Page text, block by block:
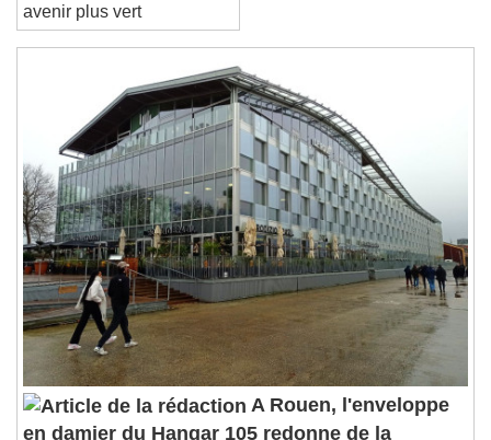
avenir plus vert
A Rouen, l'enveloppe
en damier du Hangar 105 redonne de la